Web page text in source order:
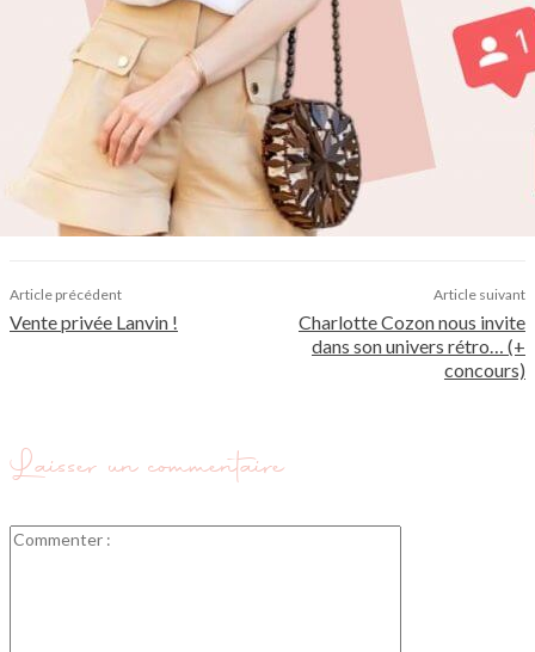
Article précédent
Vente privée Lanvin !
Article suivant
Charlotte Cozon nous invite
dans son univers rétro… (+
concours)
Laisser un commentaire